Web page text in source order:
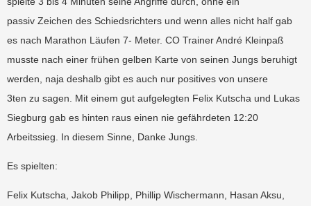
passiv Zeichen des Schiedsrichters und wenn alles nicht half gab
es nach Marathon Läufen 7- Meter. CO Trainer André Kleinpaß
musste nach einer frühen gelben Karte von seinen Jungs beruhigt
werden, naja deshalb gibt es auch nur positives von unsere
3ten zu sagen. Mit einem gut aufgelegten Felix Kutscha und Lukas
Siegburg gab es hinten raus einen nie gefährdeten 12:20
Arbeitssieg. In diesem Sinne, Danke Jungs.
Es spielten:
Felix Kutscha, Jakob Philipp, Phillip Wischermann, Hasan Aksu,